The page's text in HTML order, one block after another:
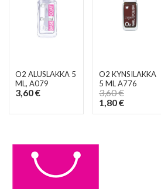
O2 ALUSLAKKA 5
ML, A079
3,60 €
O2 KYNSILAKKA
5 ML A776
3,60 €
1,80 €